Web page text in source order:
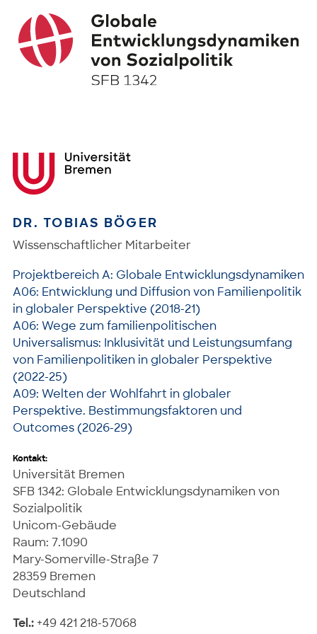
DR. TOBIAS BÖGER
Wissenschaftlicher Mitarbeiter
Projektbereich A: Globale Entwicklungsdynamiken
A06: Entwicklung und Diffusion von Familienpolitik
in globaler Perspektive (2018-21)
A06: Wege zum familienpolitischen
Universalismus: Inklusivität und Leistungsumfang
von Familienpolitiken in globaler Perspektive
(2022-25)
A09: Welten der Wohlfahrt in globaler
Perspektive. Bestimmungsfaktoren und
Outcomes (2026-29)
Kontakt:
Universität Bremen
SFB 1342: Globale Entwicklungsdynamiken von
Sozialpolitik
Unicom-Gebäude
Raum: 7.1090
Mary-Somerville-Straße 7
28359 Bremen
Deutschland
Tel.: +49 421 218-57068